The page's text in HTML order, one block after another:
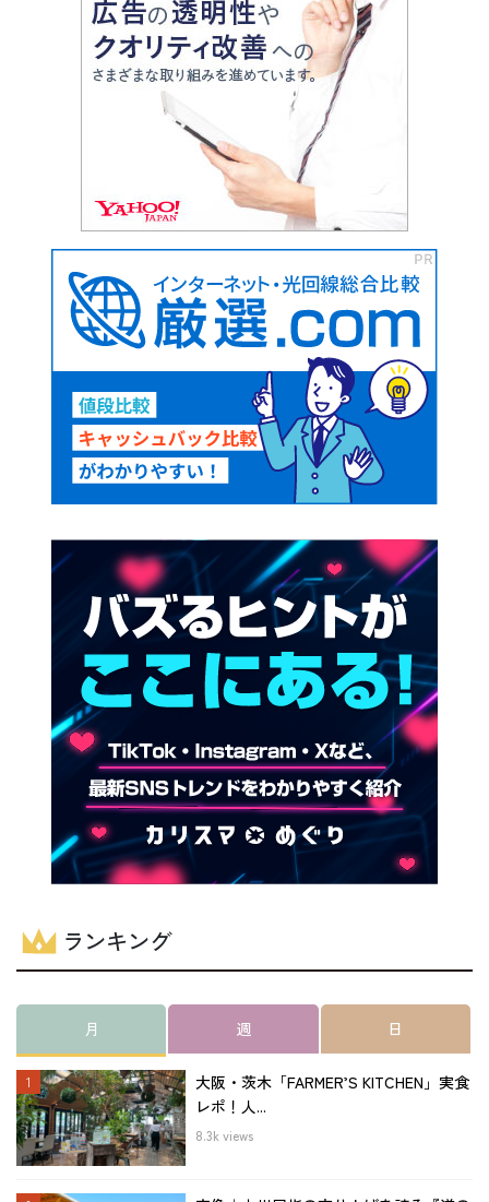
ランキング
月 週 日
大阪・茨木「FARMER’S KITCHEN」実食
レポ！人...
8.3k views